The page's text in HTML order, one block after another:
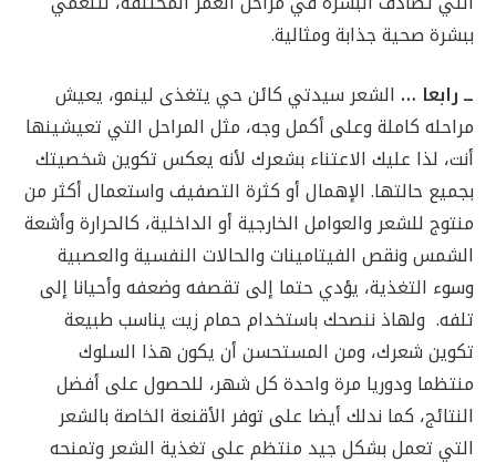
ببشرة صحية جذابة ومثالية.
ــ رابعا … الشعر سيدتي كائن حي يتغذى لينمو، يعيش
مراحله كاملة وعلى أكمل وجه، مثل المراحل التي تعيشينها
أنت، لذا عليك الاعتناء بشعرك لأنه يعكس تكوين شخصيتك
بجميع حالتها. الإهمال أو كثرة التصفيف واستعمال أكثر من
منتوج للشعر والعوامل الخارجية أو الداخلية، كالحرارة وأشعة
الشمس ونقص الفيتامينات والحالات النفسية والعصبية
وسوء التغذية، يؤدي حتما إلى تقصفه وضعفه وأحيانا إلى
تلفه. ولهاذ ننصحك باستخدام حمام زيت يناسب طبيعة
تكوين شعرك، ومن المستحسن أن يكون هذا السلوك
منتظما ودوريا مرة واحدة كل شهر، للحصول على أفضل
النتائج، كما ندلك أيضا على توفر الأقنعة الخاصة بالشعر
التي تعمل بشكل جيد منتظم على تغذية الشعر وتمنحه